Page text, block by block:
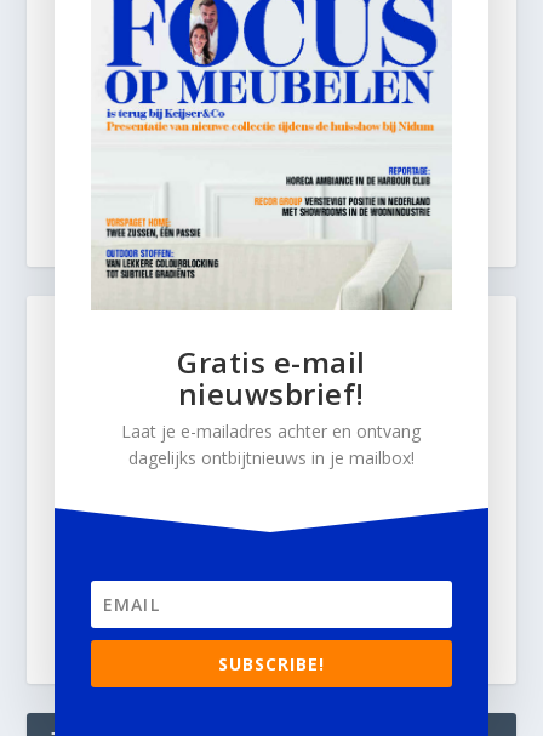
Gratis e-mail
nieuwsbrief!
Laat je e-mailadres achter en ontvang
dagelijks ontbijtnieuws in je mailbox!
SUBSCRIBE!